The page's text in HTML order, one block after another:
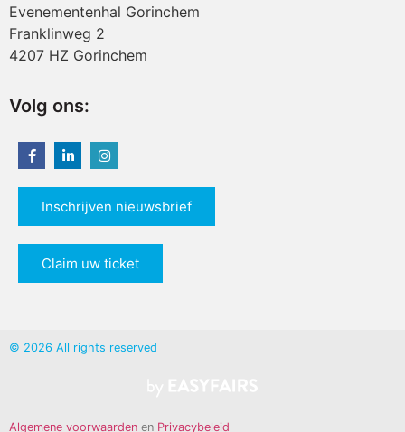
Evenementenhal Gorinchem
Franklinweg 2
4207 HZ Gorinchem
Volg ons:
Inschrijven nieuwsbrief
Claim uw ticket
© 2026 All rights reserved
Algemene voorwaarden en Privacybeleid